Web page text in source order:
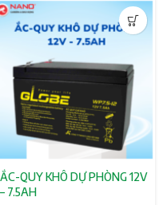
ẮC-QUY KHÔ DỰ PHÒNG 12V
– 7.5AH